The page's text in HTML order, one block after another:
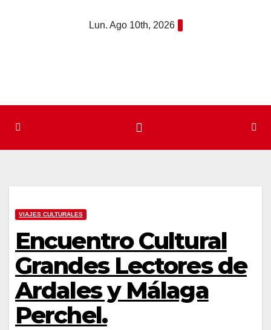
Lun. Ago 10th, 2026
VIAJES CULTURALES
Encuentro Cultural
Grandes Lectores de
Ardales y Málaga
Perchel.